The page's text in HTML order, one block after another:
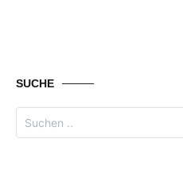
SUCHE
for: